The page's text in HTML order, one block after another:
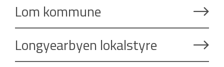
Lom kommune
Longyearbyen lokalstyre